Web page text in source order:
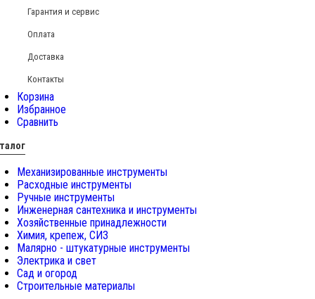
Гарантия и сервис
Оплата
Доставка
Контакты
Корзина
Избранное
Сравнить
Механизированные инструменты
Расходные инструменты
Ручные инструменты
Инженерная сантехника и инструменты
Хозяйственные принадлежности
Химия, крепеж, СИЗ
Малярно - штукатурные инструменты
Электрика и свет
Сад и огород
Строительные материалы